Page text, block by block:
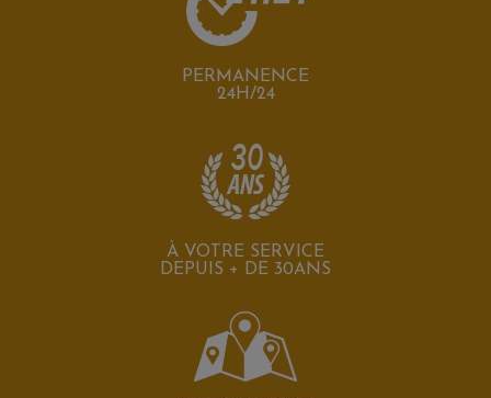
PERMANENCE
24H/24
À VOTRE SERVICE
DEPUIS + DE 30ANS